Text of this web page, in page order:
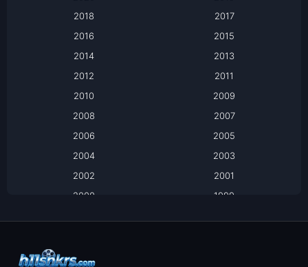
Based on a True Story เรื่องจริง
Based on a True Story เรื่องจริง
2018
2017
2016
2015
2014
2013
2012
2011
2010
2009
2008
2007
2006
2005
2004
2003
2002
2001
2000
1999
1994